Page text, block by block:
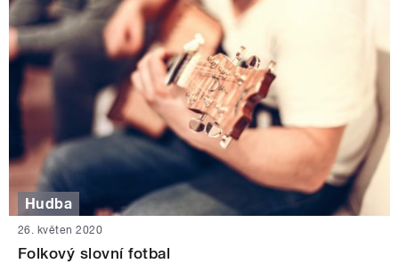
Hudba
26. květen 2020
Folkový slovní fotbal